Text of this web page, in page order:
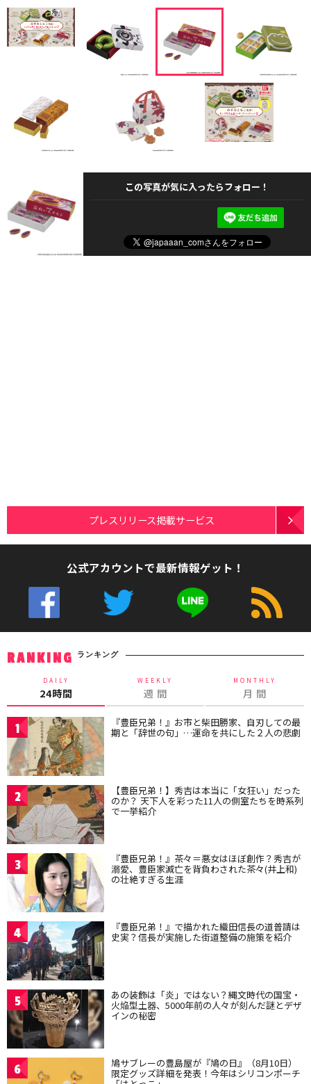
この写真が気に入ったらフォロー！
プレスリリース掲載サービス
公式アカウントで最新情報ゲット！
RANKING ランキング
DAILY
24時間
WEEKLY
週 間
MONTHLY
月 間
1 『豊臣兄弟！』お市と柴田勝家、自刃しての最
期と「辞世の句」…運命を共にした２人の悲劇
2 【豊臣兄弟！】秀吉は本当に「女狂い」だった
のか？ 天下人を彩った11人の側室たちを時系列
で一挙紹介
3 『豊臣兄弟！』茶々＝悪女はほぼ創作？秀吉が
溺愛、豊臣家滅亡を背負わされた茶々(井上和)
の壮絶すぎる生涯
4 『豊臣兄弟！』で描かれた織田信長の道普請は
史実？信長が実施した街道整備の施策を紹介
5 あの装飾は「炎」ではない？縄文時代の国宝・
火焔型土器、5000年前の人々が刻んだ謎とデザ
インの秘密
6 鳩サブレーの豊島屋が『鳩の日』（8月10日）
限定グッズ詳細を発表！今年はシリコンポーチ